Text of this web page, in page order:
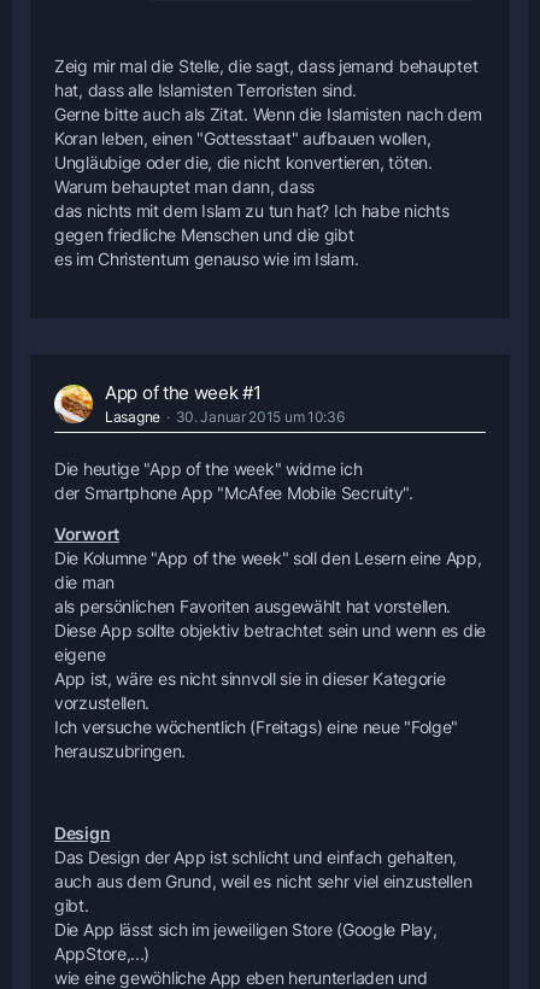
Zeig mir mal die Stelle, die sagt, dass jemand behauptet
hat, dass alle Islamisten Terroristen sind.
Gerne bitte auch als Zitat. Wenn die Islamisten nach dem
Koran leben, einen "Gottesstaat" aufbauen wollen,
Ungläubige oder die, die nicht konvertieren, töten.
Warum behauptet man dann, dass
das nichts mit dem Islam zu tun hat? Ich habe nichts
gegen friedliche Menschen und die gibt
es im Christentum genauso wie im Islam.
App of the week #1
Lasagne 30. Januar 2015 um 10:36
Die heutige "App of the week" widme ich
der Smartphone App "McAfee Mobile Secruity".
Vorwort
Die Kolumne "App of the week" soll den Lesern eine App,
die man
als persönlichen Favoriten ausgewählt hat vorstellen.
Diese App sollte objektiv betrachtet sein und wenn es die
eigene
App ist, wäre es nicht sinnvoll sie in dieser Kategorie
vorzustellen.
Ich versuche wöchentlich (Freitags) eine neue "Folge"
herauszubringen.
Design
Das Design der App ist schlicht und einfach gehalten,
auch aus dem Grund, weil es nicht sehr viel einzustellen
gibt.
Die App lässt sich im jeweiligen Store (Google Play,
AppStore,...)
wie eine gewöhliche App eben herunterladen und